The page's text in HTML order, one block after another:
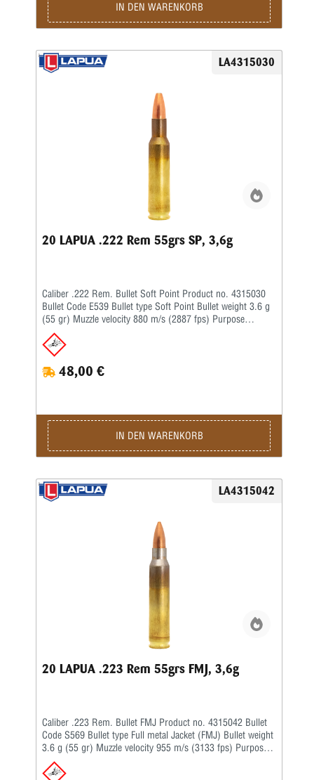
IN DEN WARENKORB
LA4315030
20 LAPUA .222 Rem 55grs SP, 3,6g
Caliber .222 Rem. Bullet Soft Point Product no. 4315030
Bullet Code E539 Bullet type Soft Point Bullet weight 3.6 g
(55 gr) Muzzle velocity 880 m/s (2887 fps) Purpose
48,00 €
IN DEN WARENKORB
LA4315042
20 LAPUA .223 Rem 55grs FMJ, 3,6g
Caliber .223 Rem. Bullet FMJ Product no. 4315042 Bullet
Code S569 Bullet type Full metal Jacket (FMJ) Bullet weight
3.6 g (55 gr) Muzzle velocity 955 m/s (3133 fps) Purpose
Hunting, Tactical, Target Twist rate 1-14'' BC G1 0.255 BC
G7 –